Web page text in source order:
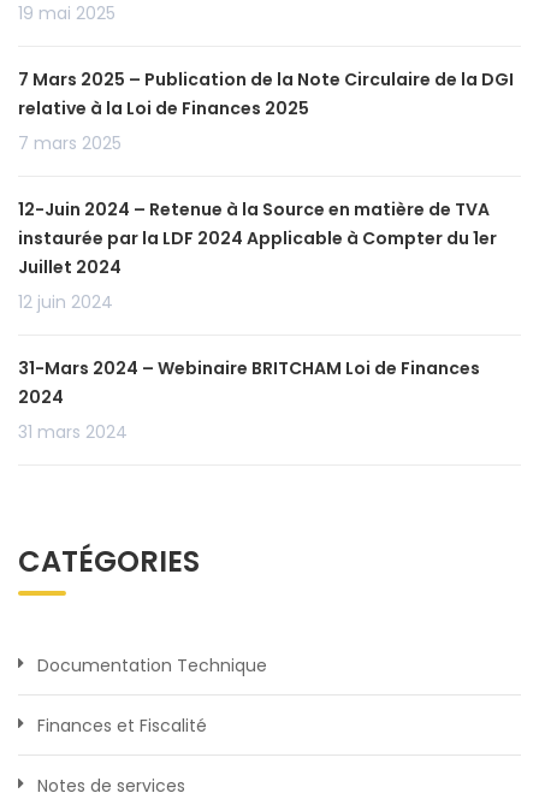
19 mai 2025
7 Mars 2025 – Publication de la Note Circulaire de la DGI
relative à la Loi de Finances 2025
7 mars 2025
12-Juin 2024 – Retenue à la Source en matière de TVA
instaurée par la LDF 2024 Applicable à Compter du 1er
Juillet 2024
12 juin 2024
31-Mars 2024 – Webinaire BRITCHAM Loi de Finances
2024
31 mars 2024
CATÉGORIES
Documentation Technique
Finances et Fiscalité
Notes de services